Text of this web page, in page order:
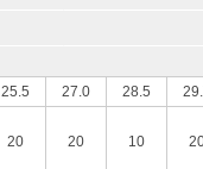
25.5 27.0 28.5
20 20 10